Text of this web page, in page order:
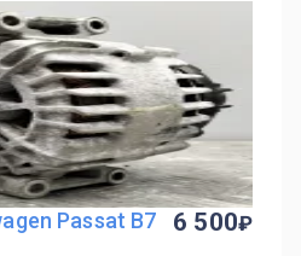
Passat B7 6 500